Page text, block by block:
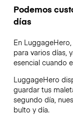
Podemos
días
En
para varios días,
esencial cuando
LuggageHero
guardar tus
segundo día,
bulto y día.